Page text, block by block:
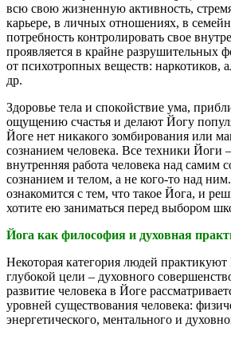
всю свою жизненную активность,
карьере, в личных отношениях, в
потребность контролировать свое
проявляется в крайне разрушительных
от психотропных веществ: наркотиков,
др.
Здоровье тела и спокойствие ума,
ощущению счастья и делают Йогу
Йоге нет никакого зомбирования или
сознанием человека. Все техники Йоги
внутренняя работа человека над самим
сознанием и телом, а не кого-то над
ознакомится с тем, что такое Йога, и
хотите ею заниматься перед выбором
Йога как философия и духовная
Некоторая категория людей
глубокой цели – духовного
развитие человека в Йоге
уровней существования человека:
энергетического, ментального и